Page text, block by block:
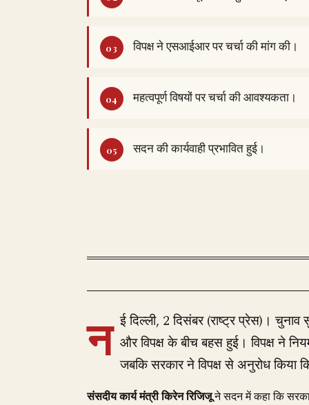
विपक्ष ने एसआईआर पर चर्चा की मांग की।
महत्वपूर्ण विषयों पर चर्चा की आवश्यकता।
सदन की कार्यवाही प्रभावित हुई।
न ई दिल्ली, 2 दिसंबर (राष्ट्र प्रेस)।
और विपक्ष के बीच बहस हुई। विपक्ष ने
जबकि सरकार ने विपक्ष से अनुरोध किया
संसदीय कार्य मंत्री किरेन रिजिजूने सदन में कहा कि